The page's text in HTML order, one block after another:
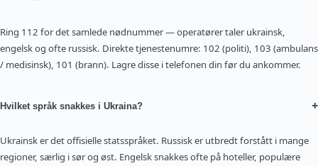
Ring 112 for det samlede nødnummer — operatører taler ukrainsk,
engelsk og ofte russisk. Direkte tjenestenumre: 102 (politi), 103 (ambulans
/ medisinsk), 101 (brann). Lagre disse i telefonen din før du ankommer.
Hvilket språk snakkes i Ukraina? +
Ukrainsk er det offisielle statsspråket. Russisk er utbredt forstått i mange
regioner, særlig i sør og øst. Engelsk snakkes ofte på hoteller, populære